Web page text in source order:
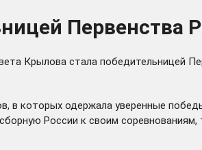
Первенства
Крылова стала победительницей
в которых одержала уверенные
России к своим